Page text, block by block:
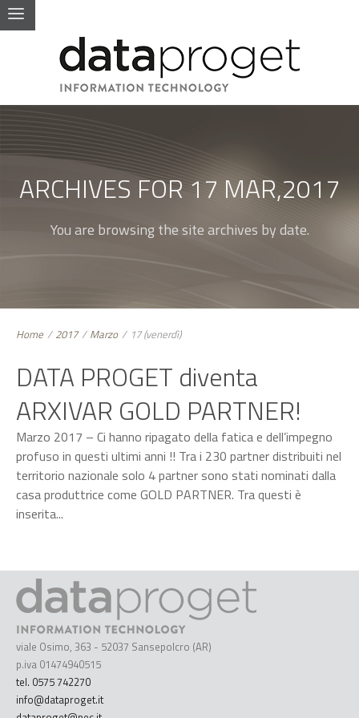
ARCHIVES FOR 17 MAR,2017
You are browsing the site archives by date.
Home / 2017 / Marzo / 17 (venerdì)
DATA PROGET diventa
ARXIVAR GOLD PARTNER!
Marzo 2017 – Ci hanno ripagato della fatica e dell’impegno
profuso in questi ultimi anni !! Tra i 230 partner distribuiti nel
territorio nazionale solo 4 partner sono stati nominati dalla
casa produttrice come GOLD PARTNER. Tra questi è
inserita...
viale Osimo, 363 - 52037 Sansepolcro (AR)
p.iva 01474940515
tel. 0575 742270
info@dataproget.it